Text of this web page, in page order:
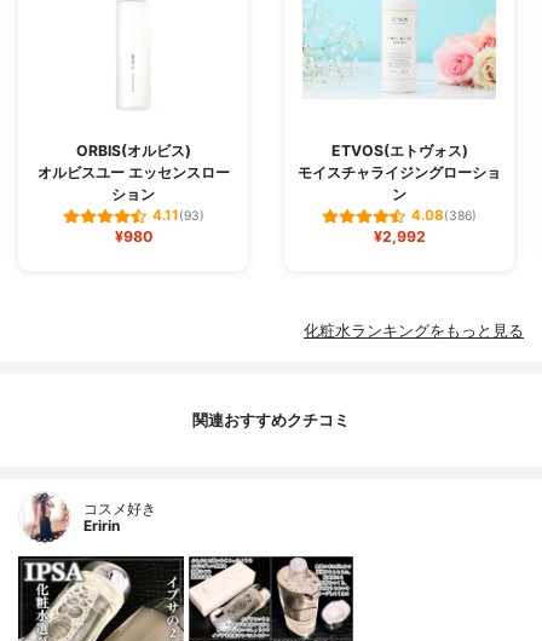
ORBIS(オルビス)
オルビスユー エッセンスロー
ション
4.11(93)
¥980
ETVOS(エトヴォス)
モイスチャライジングローショ
ン
4.08(386)
¥2,992
化粧水ランキングをもっと見る
関連おすすめクチコミ
コスメ好き
Eririn